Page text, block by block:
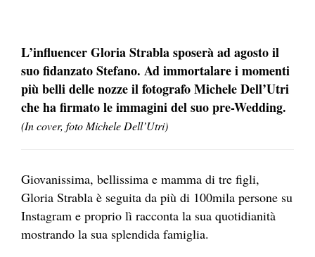
L’influencer Gloria Strabla sposerà ad agosto il
suo fidanzato Stefano. Ad immortalare i momenti
più belli delle nozze il fotografo Michele Dell’Utri
che ha firmato le immagini del suo pre-Wedding.
(In cover, foto Michele Dell’Utri)
Giovanissima, bellissima e mamma di tre figli,
Gloria Strabla è seguita da più di 100mila persone su
Instagram e proprio lì racconta la sua quotidianità
mostrando la sua splendida famiglia.